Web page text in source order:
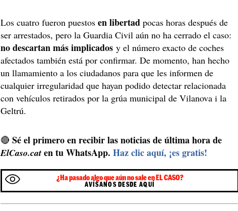
Los cuatro fueron puestosen libertad pocas horas después de
ser arrestados, pero la Guardia Civil aún no ha cerrado el caso:
no descartan más implicados y el número exacto de coches
afectados también está por confirmar. De momento, han hecho
un llamamiento a los ciudadanos para que les informen de
cualquier irregularidad que hayan podido detectar relacionada
con vehículos retirados por la grúa municipal de Vilanova i la
Geltrú.
🔴Sé el primero en recibir las noticias de última hora de
ElCaso.cat en tu WhatsApp.Haz clic aquí, ¡es gratis!
¿Ha pasado algo que aún no sale en EL CASO?
AVÍSANOS DESDE AQUÍ